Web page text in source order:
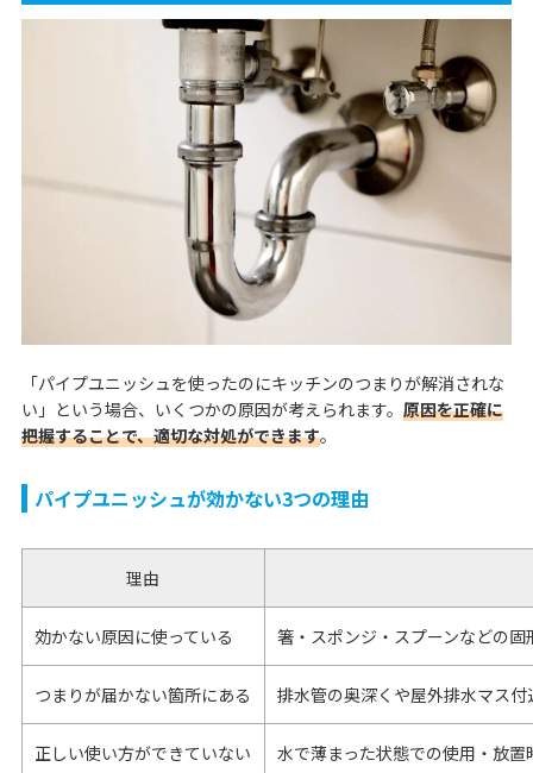
「パイプユニッシュを使ったのにキッチンのつまりが解消されな
い」という場合、いくつかの原因が考えられます。 原因を正確に
把握することで、適切な対処ができます。
パイプユニッシュが効かない3つの理由
理由
効かない原因に使っている 箸・スポンジ・スプーンなどの
つまりが届かない箇所にある 排水管の奥深くや屋外排水マス
正しい使い方ができていない 水で薄まった状態での使用・放